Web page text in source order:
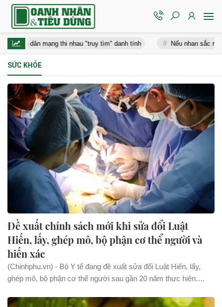
dân mạng thi nhau "truy tìm" danh tính Nếu nhan sắc nam
SỨC KHỎE
Đề xuất chính sách mới khi sửa đổi Luật
Hiến, lấy, ghép mô, bộ phận cơ thể người và
hiến xác
(Chinhphu.vn) - Bộ Y tế đang đề xuất sửa đổi Luật Hiến, lấy,
ghép mô, bộ phận cơ thể người sau gần 20 năm thực hiện.
động hiến, ghép tạng tại Việt Nam.